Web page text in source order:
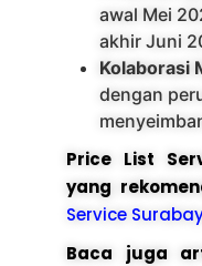
awal Mei
akhir Juni
Kolaborasi
dengan
Price List
yang
Service
Baca juga